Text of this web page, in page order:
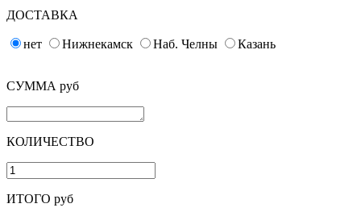
ДОСТАВКА
нет Нижнекамск Наб. Челны Казань
СУММА руб
КОЛИЧЕСТВО
ИТОГО руб